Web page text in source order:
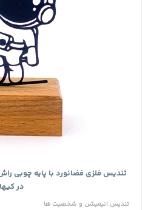
تندیس فلزی فضانورد با پایه چوبی
در
تندیس انیمیشن و شخصیت ها